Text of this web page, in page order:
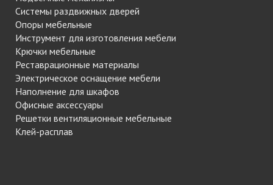
Системы раздвижных дверей
Опоры мебельные
Инструмент для изготовления мебели
Крючки мебельные
Реставрационные материалы
Электрическое оснащение мебели
Наполнение для шкафов
Офисные аксессуары
Решетки вентиляционные мебельные
Клей-расплав